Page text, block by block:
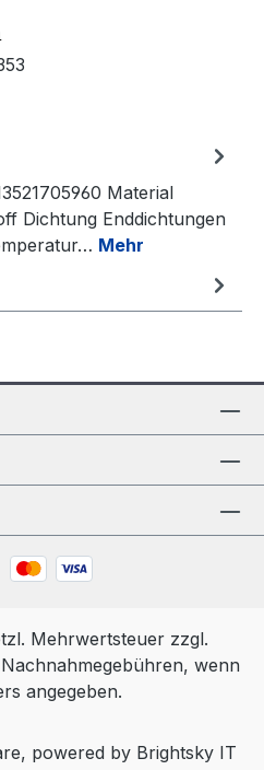
Material
Dichtung Enddichtungen
Mehr
Mehrwertsteuer zzgl.
wenn
angegeben.
powered by Brightsky IT